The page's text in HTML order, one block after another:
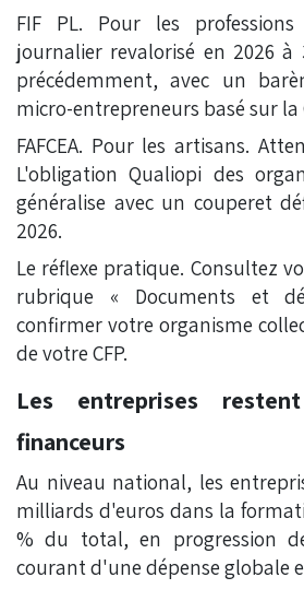
FIF PL. Pour les
journalier revalorisé en 2026 à
précédemment, avec un
micro-entrepreneurs basé sur la
FAFCEA. Pour les artisans.
L'obligation Qualiopi des
généralise avec un couperet
2026.
Le réflexe pratique. Consultez
rubrique « Documents et
confirmer votre organisme
de votre CFP.
Les entreprises
financeurs
Au niveau national, les
milliards d'euros dans la
% du total, en progression
courant d'une dépense globale